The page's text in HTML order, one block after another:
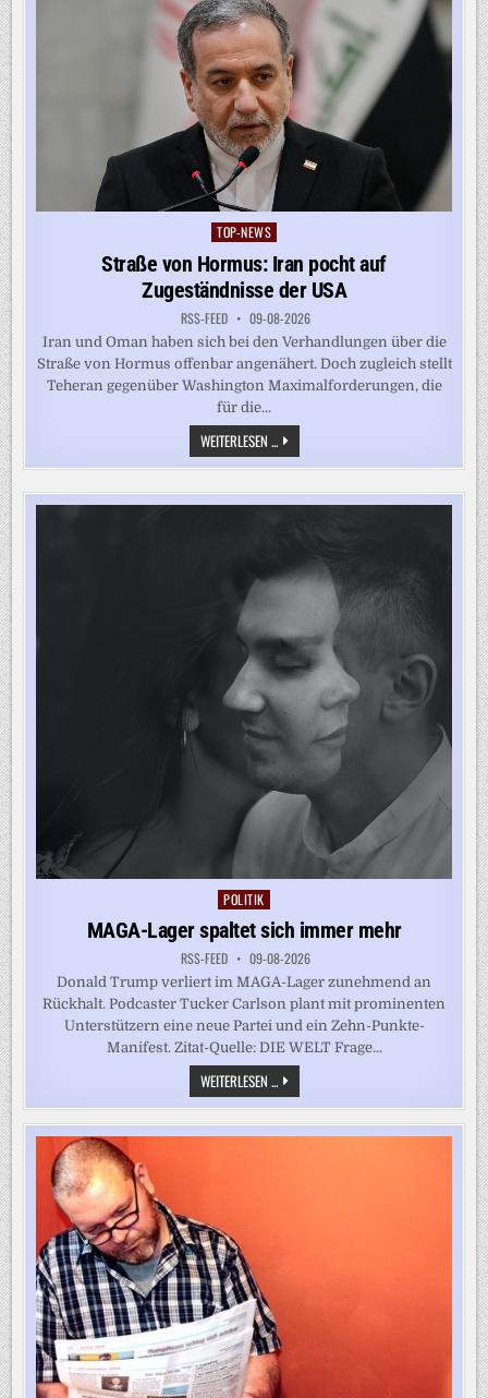
Posted
TOP-NEWS
Straße von Hormus: Iran pocht auf
Zugeständnisse der USA
RSS-FEED 09-08-2026
Iran und Oman haben sich bei den Verhandlungen über die
Straße von Hormus offenbar angenähert. Doch zugleich stellt
Teheran gegenüber Washington Maximalforderungen, die
für die...
WEITERLESEN ... STRASSE V
ON H
ORMUS: I
OCHT A
UF Z
Posted
in
POLITIK
MAGA-Lager spaltet sich immer mehr
RSS-FEED 09-08-2026
Donald Trump verliert im MAGA-Lager zunehmend an
Rückhalt. Podcaster Tucker Carlson plant mit prominenten
Unterstützern eine neue Partei und ein Zehn-Punkte-
Manifest. Zitat-Quelle: DIE WELT Frage...
WEITERLESEN ...MAGA-
LAGER
SPALTET
SICH
IMMER